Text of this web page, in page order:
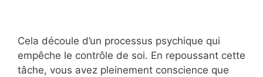
Cela découle d’un processus psychique qui
empêche le contrôle de soi. En repoussant cette
tâche, vous avez pleinement conscience que